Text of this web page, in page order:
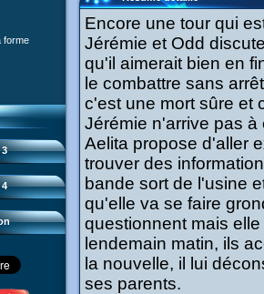
forme
3
4
insensé
XANA
Encore une tour qui
Jérémie et Odd
qu'il aimerait bien en
le combattre sans
c'est une mort sûre et
Jérémie n'arrive pas à
Aelita propose d'aller
trouver des
bande sort de l'usine
qu'elle va se faire
questionnent mais
lendemain matin, ils
la nouvelle, il lui
ses parents.